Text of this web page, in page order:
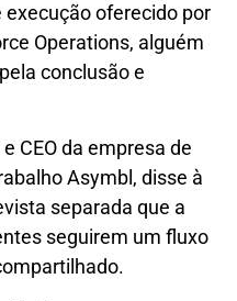
oferecido por
Operations, alguém
conclusão e
CEO da empresa de
Asymbl, disse à
separada que a
seguirem um fluxo